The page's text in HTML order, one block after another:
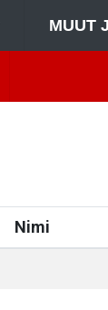
MUUT
Nimi